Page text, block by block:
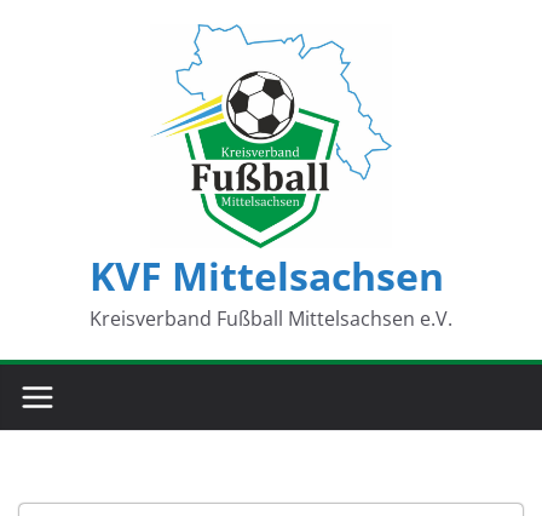
KVF Mittelsachsen
Kreisverband Fußball Mittelsachsen e.V.